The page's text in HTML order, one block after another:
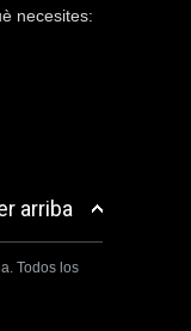
necesites:
arriba
Todos los